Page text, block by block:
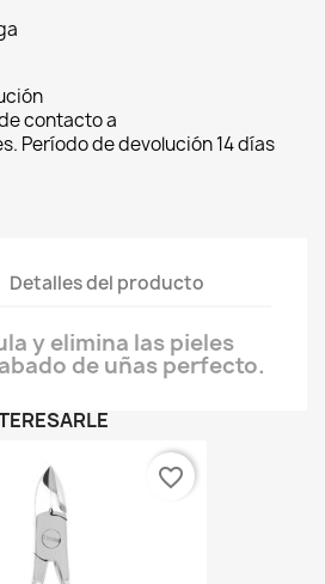
contacto a
Período de devolución 14 días
Detalles del producto
y elimina las pieles
de uñas perfecto.
favorite_border